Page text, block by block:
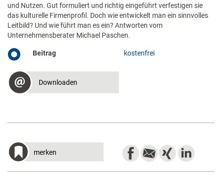
und Nutzen. Gut formuliert und richtig eingeführt verfestigen sie
das kulturelle Firmenprofil. Doch wie entwickelt man ein sinnvolles
Leitbild? Und wie führt man es ein? Antworten vom
Unternehmensberater Michael Paschen.
Beitrag kostenfrei
Downloaden
merken